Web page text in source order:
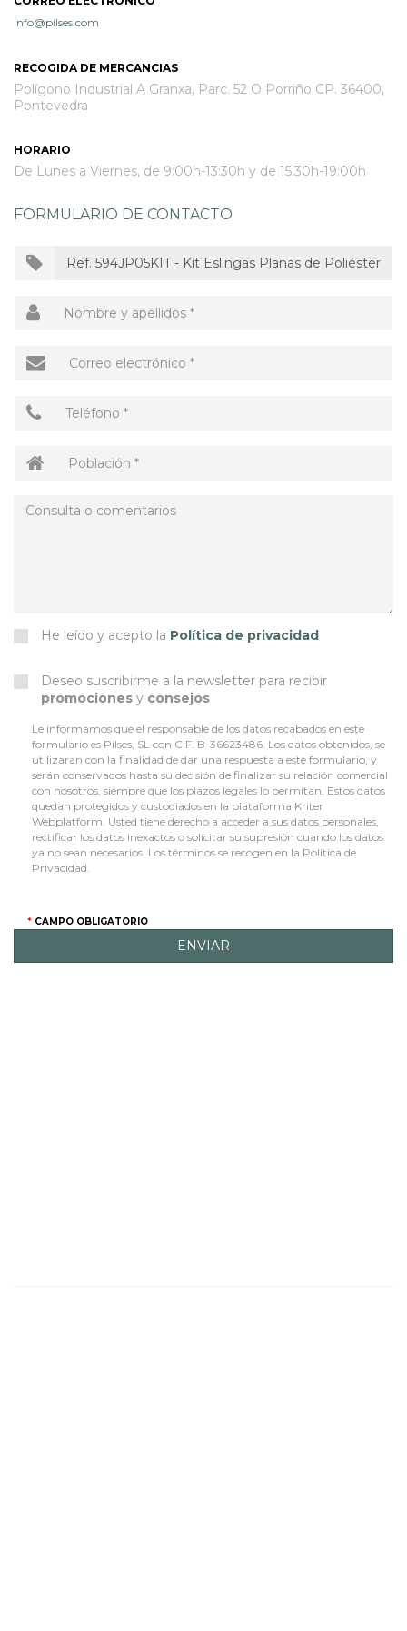
info@pilses.com
RECOGIDA DE MERCANCIAS
Polígono Industrial A Granxa, Parc. 52 O Porriño CP. 36400,
Pontevedra
HORARIO
De Lunes a Viernes, de 9:00h-13:30h y de 15:30h-19:00h
FORMULARIO DE CONTACTO
He leído y acepto la Política de privacidad
Deseo suscribirme a la newsletter para recibir
promociones y consejos
Le informamos que el responsable de los datos recabados en este
formulario es Pilses, SL con CIF. B-36623486. Los datos obtenidos, se
utilizaran con la finalidad de dar una respuesta a este formulario, y
serán conservados hasta su decisión de finalizar su relación comercial
con nosotros, siempre que los plazos legales lo permitan. Estos datos
quedan protegidos y custodiados en la plataforma Kriter
Webplatform. Usted tiene derecho a acceder a sus datos personales,
rectificar los datos inexactos o solicitar su supresión cuando los datos
ya no sean necesarios. Los términos se recogen en la Política de
Privacidad.
CAMPO OBLIGATORIO
ENVIAR